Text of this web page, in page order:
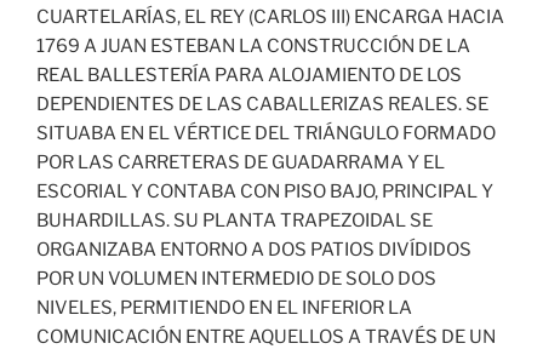
CUARTELARÍAS, EL REY (CARLOS III) ENCARGA HACIA
1769 A JUAN ESTEBAN LA CONSTRUCCIÓN DE LA
REAL BALLESTERÍA PARA ALOJAMIENTO DE LOS
DEPENDIENTES DE LAS CABALLERIZAS REALES. SE
SITUABA EN EL VÉRTICE DEL TRIÁNGULO FORMADO
POR LAS CARRETERAS DE GUADARRAMA Y EL
ESCORIAL Y CONTABA CON PISO BAJO, PRINCIPAL Y
BUHARDILLAS. SU PLANTA TRAPEZOIDAL SE
ORGANIZABA ENTORNO A DOS PATIOS DIVÍDIDOS
POR UN VOLUMEN INTERMEDIO DE SOLO DOS
NIVELES, PERMITIENDO EN EL INFERIOR LA
COMUNICACIÓN ENTRE AQUELLOS A TRAVÉS DE UN